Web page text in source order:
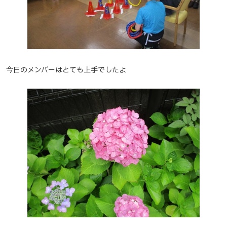
今日のメンバーはとても上手でしたよ